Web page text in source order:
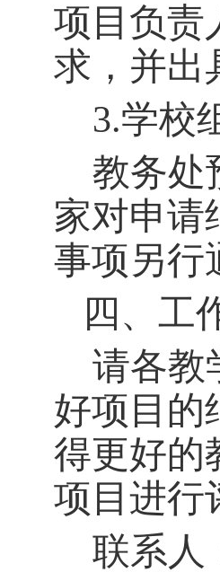
项目 负责
求，并出
3.学校
教务处
家对申请
事项另行
四、工
请各教
好项目的
得更好的
项目进行
联系人